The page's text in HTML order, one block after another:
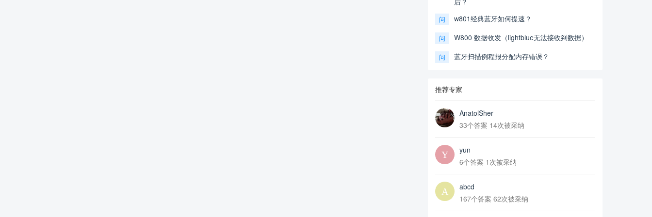
问 w801经典蓝牙如何提速？
问 W800 数据收发（lightblue无法接收到数据）
问 蓝牙扫描例程报分配内存错误？
推荐专家
AnatolSher
33个答案 14次被采纳
yun
6个答案 1次被采纳
abcd
167个答案 62次被采纳